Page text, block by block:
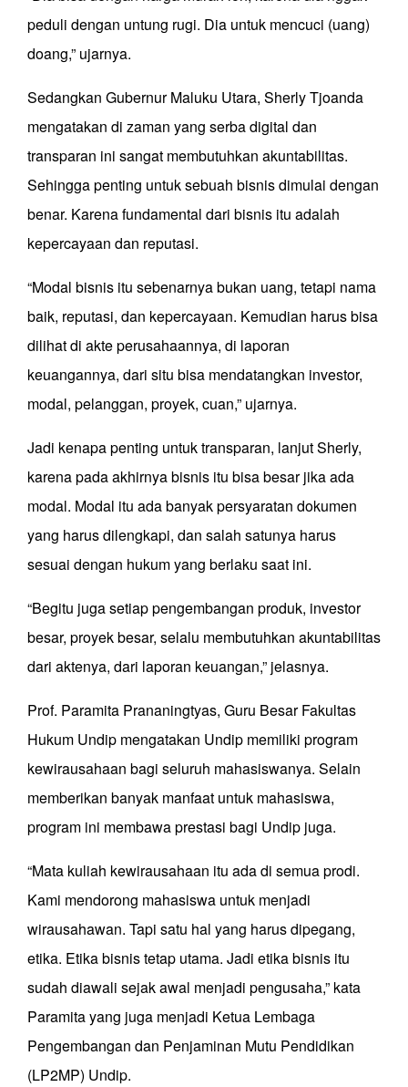
peduli dengan untung rugi. Dia untuk mencuci (uang)
doang,” ujarnya.
Sedangkan Gubernur Maluku Utara, Sherly Tjoanda
mengatakan di zaman yang serba digital dan
transparan ini sangat membutuhkan akuntabilitas.
Sehingga penting untuk sebuah bisnis dimulai dengan
benar. Karena fundamental dari bisnis itu adalah
kepercayaan dan reputasi.
“Modal bisnis itu sebenarnya bukan uang, tetapi nama
baik, reputasi, dan kepercayaan. Kemudian harus bisa
dilihat di akte perusahaannya, di laporan
keuangannya, dari situ bisa mendatangkan investor,
modal, pelanggan, proyek, cuan,” ujarnya.
Jadi kenapa penting untuk transparan, lanjut Sherly,
karena pada akhirnya bisnis itu bisa besar jika ada
modal. Modal itu ada banyak persyaratan dokumen
yang harus dilengkapi, dan salah satunya harus
sesuai dengan hukum yang berlaku saat ini.
“Begitu juga setiap pengembangan produk, investor
besar, proyek besar, selalu membutuhkan akuntabilitas
dari aktenya, dari laporan keuangan,” jelasnya.
Prof. Paramita Prananingtyas, Guru Besar Fakultas
Hukum Undip mengatakan Undip memiliki program
kewirausahaan bagi seluruh mahasiswanya. Selain
memberikan banyak manfaat untuk mahasiswa,
program ini membawa prestasi bagi Undip juga.
“Mata kuliah kewirausahaan itu ada di semua prodi.
Kami mendorong mahasiswa untuk menjadi
wirausahawan. Tapi satu hal yang harus dipegang,
etika. Etika bisnis tetap utama. Jadi etika bisnis itu
sudah diawali sejak awal menjadi pengusaha,” kata
Paramita yang juga menjadi Ketua Lembaga
Pengembangan dan Penjaminan Mutu Pendidikan
(LP2MP) Undip.